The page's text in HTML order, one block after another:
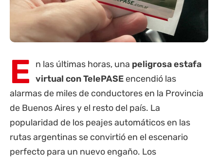
E n las últimas horas, una peligrosa estafa
virtual con TelePASE encendió las
alarmas de miles de conductores en la Provincia
de Buenos Airesy el resto del país. La
popularidad de los peajes automáticos en las
rutas argentinas se convirtió en el escenario
perfecto para un nuevo engaño. Los